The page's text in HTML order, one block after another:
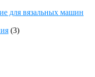
для вязальных машин
(3)